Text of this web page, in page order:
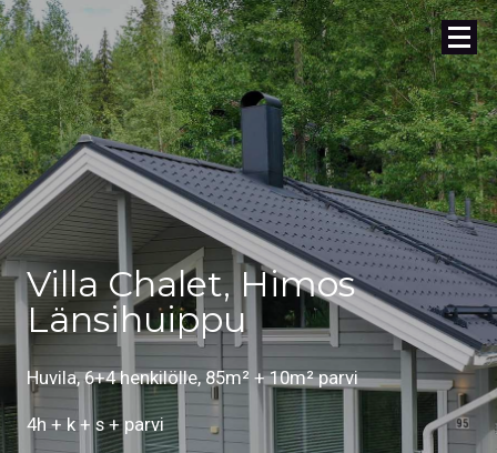
Villa Chalet, Himos
Länsihuippu
Huvila, 6+4 henkilölle, 85m² + 10m² parvi
4h + k + s + parvi